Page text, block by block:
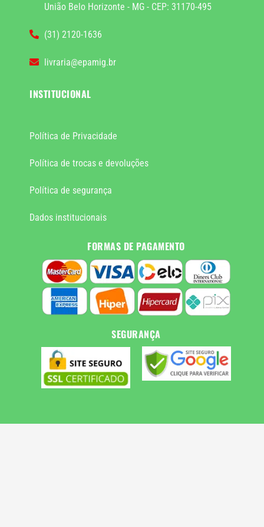
União Belo Horizonte - MG - CEP: 31170-495
(31) 2120-1636
livraria@epamig.br
INSTITUCIONAL
Política de Privacidade
Política de trocas e devoluções
Política de segurança
Dados institucionais
FORMAS DE PAGAMENTO
SEGURANÇA